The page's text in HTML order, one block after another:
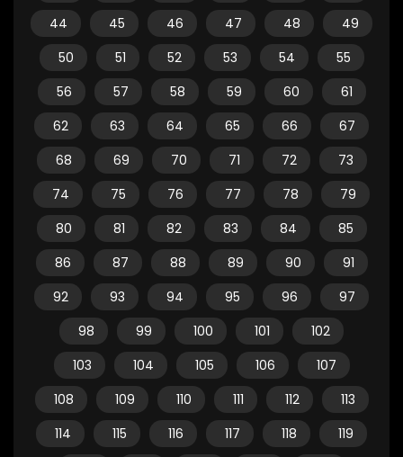
44
45 46 47 48
49
50
51 52 53 54
55
56
57 58 59 60
61
62
63 64 65 66
67
68
69 70 71 72
73
74
75 76 77 78
79
80
81 82 83 84
85
86
87 88 89 90
91
92
93 94 95 96
97
98
99 100 101
102
103
104 105 106
107
108
109 110 111 112
113
114
115 116 117 118
119